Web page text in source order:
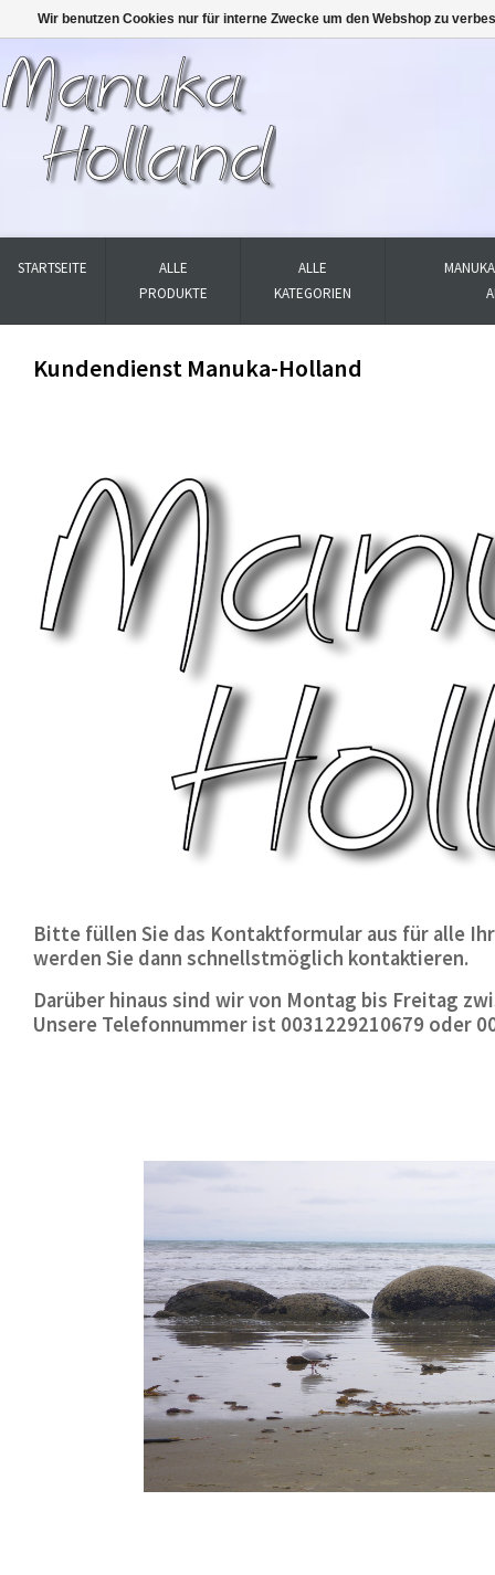
STARTSEITE
ALLE
PRODUKTE
ALLE
KATEGORIEN
Kundendienst Manuka-Holland
Bitte füllen Sie das Kontaktformular aus für alle
werden Sie dann schnellstmöglich kontaktieren.
Darüber hinaus sind wir von Montag bis Freitag
Unsere Telefonnummer ist 0031229210679 oder
Wir benutzen Cookies nur für interne Zwecke um den Webshop zu